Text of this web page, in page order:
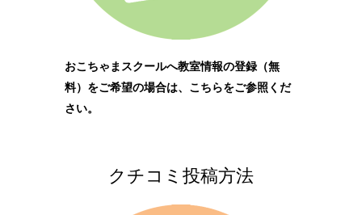
おこちゃまスクールへ教室情報の登録（無
料）をご希望の場合は、こちらをご参照くだ
さい。
クチコミ投稿方法